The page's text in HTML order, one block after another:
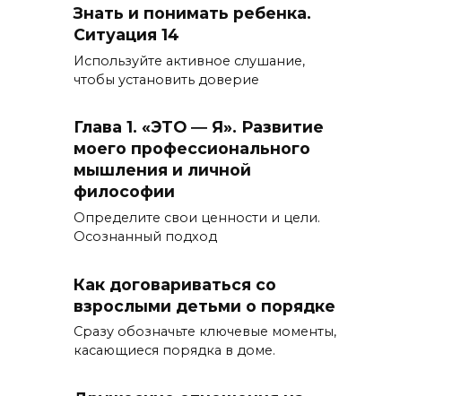
Знать и понимать ребенка.
Ситуация 14
Используйте активное слушание,
чтобы установить доверие
Глава 1. «ЭТО ― Я». Развитие
моего профессионального
мышления и личной
философии
Определите свои ценности и цели.
Осознанный подход
Как договариваться со
взрослыми детьми о порядке
Сразу обозначьте ключевые моменты,
касающиеся порядка в доме.